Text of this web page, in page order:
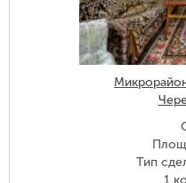
Тип